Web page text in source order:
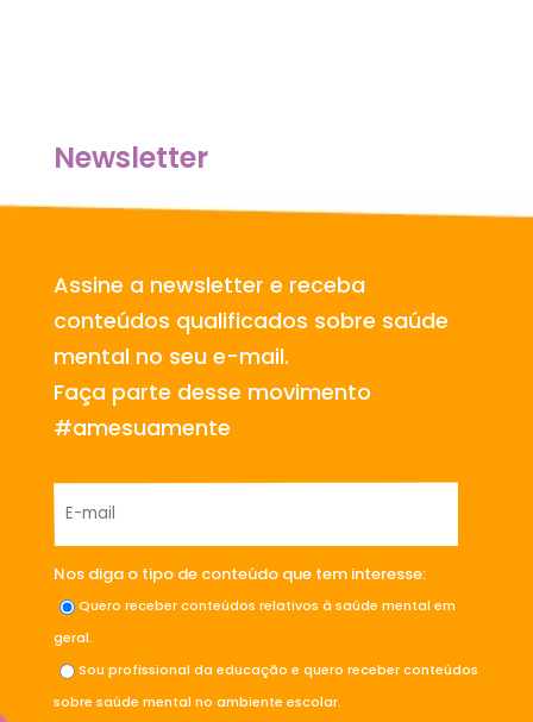
Newsletter
Assine a newsletter e receba
conteúdos qualificados sobre saúde
mental no seu e-mail.
Faça parte desse movimento
#amesuamente
Nos diga o tipo de conteúdo que tem interesse:
Quero receber conteúdos relativos à saúde mental em
geral.
Sou profissional da educação e quero receber conteúdos
sobre saúde mental no ambiente escolar.